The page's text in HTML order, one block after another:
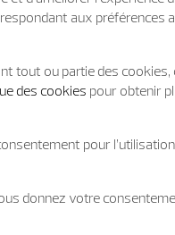
aux préférences
tout ou partie des cookies,
des cookies pour obtenir
pour
donnez votre